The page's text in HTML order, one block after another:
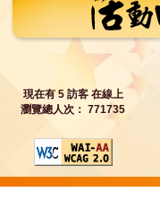
現在有 5 訪客 在線上
瀏覽總人次： 771735